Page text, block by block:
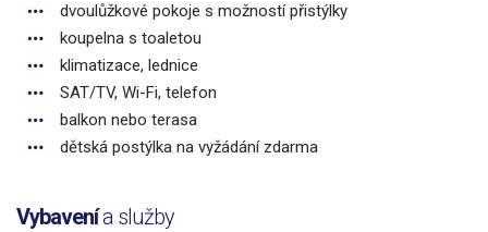
dvoulůžkové pokoje s možností přistýlky
koupelna s toaletou
klimatizace, lednice
SAT/TV, Wi-Fi, telefon
balkon nebo terasa
dětská postýlka na vyžádání zdarma
Vybavenía služby